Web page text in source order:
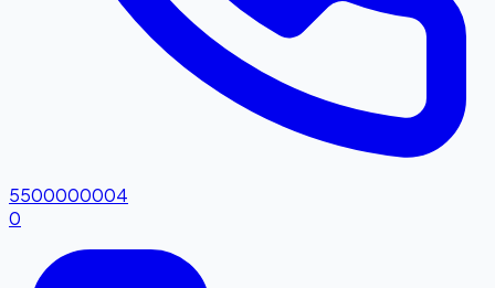
5500000004
0